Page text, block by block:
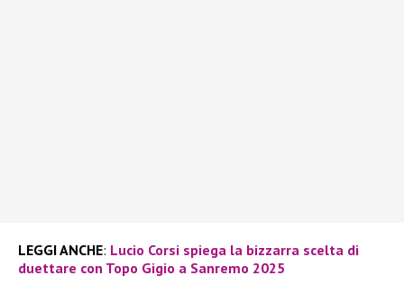
LEGGI ANCHE: Lucio Corsi spiega la bizzarra scelta di
duettare con Topo Gigio a Sanremo 2025